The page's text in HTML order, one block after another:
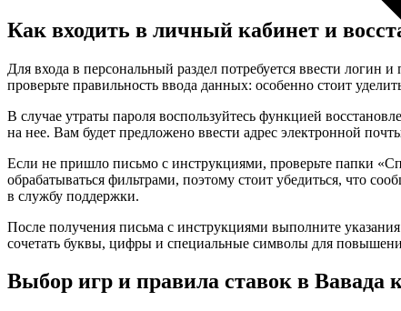
Как входить в личный кабинет и
Для входа в персональный раздел потребуется ввести логин
проверьте правильность ввода данных: особенно стоит
В случае утраты пароля воспользуйтесь функцией
на нее. Вам будет предложено ввести адрес электронной
Если не пришло письмо с инструкциями, проверьте папки
обрабатываться фильтрами, поэтому стоит убедиться, что
в службу поддержки.
После получения письма с инструкциями выполните
сочетать буквы, цифры и специальные символы для
Выбор игр и правила ставок в Вавада